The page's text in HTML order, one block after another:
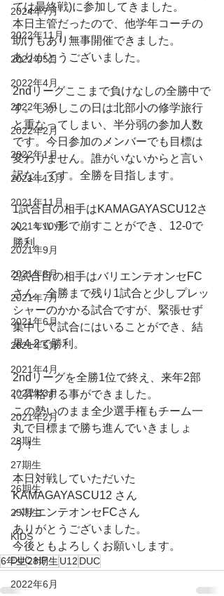
2024年7月
2022年11月
2022年5月
2022年4月
2022年3月
2022年2月
2022年1月
2021年12月
2021年11月
2021年10月
2021年9月
2021年8月
2021年7月
2021年6月
2021年5月
2021年4月
2021年3月
2021年2月
28期生
27期生
26期生
25期生
KIDS
DUC HP
2022年6月
ては最終戦)に参加してきました。
本日主管だったので、他学年コーチの
助けもあり無事開催できました。
ありがとうございました。
2ndリーグここまで負けなしの全勝中で
す。しかしこの日は北部小の修学旅行
と重なってしまい、半分弱の参加人数
です。今日参加のメンバーでも目標は
変わりません。誰がいないからと言い
訳なしです。全勝を目指します。
1試合目の相手はKAMAGAYASCU12さ
ん。いい形で崩すことができ、12-0で
勝利。
2試合目の相手はバリエンテオンセFC
さん。全勝まで残り1試合と少しプレッ
シャーのかかる試合ですが、緊張せず
集中して試合にはいることができ、結
果4-2で勝利。
2ndリーグを全勝1位で終え、来年2部
に昇格する事ができました。
この勢いのまま全少選手権もチーム一
丸で目標まで勝ち進んでいきましょ
う！
本日対戦していただいた
KAMAGAYASCU12 さん
バリエンテオンセFCさん
ありがとうございました。
今後ともよろしくお願いします。
6年生28期生 U12 DUC